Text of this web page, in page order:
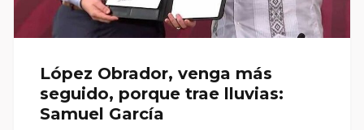
López Obrador, venga más
seguido, porque trae lluvias:
Samuel García